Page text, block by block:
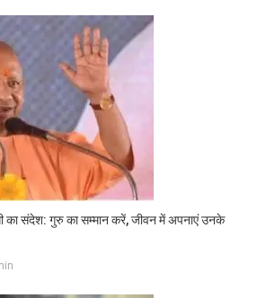
का संदेश: गुरु का सम्मान करें, जीवन में अपनाएं उनके